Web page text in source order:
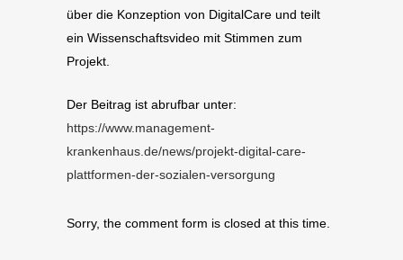
über die Konzeption von DigitalCare und teilt
ein Wissenschaftsvideo mit Stimmen zum
Projekt.
Der Beitrag ist abrufbar unter:
https://www.management-
krankenhaus.de/news/projekt-digital-care-
plattformen-der-sozialen-versorgung
Sorry, the comment form is closed at this time.